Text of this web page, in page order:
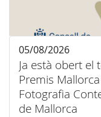
Ja està obert el
Premis
Fotografia
de Mallorca
05/08/2026